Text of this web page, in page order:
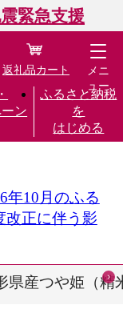
緊急支援
ン
ふるさと納税
を
はじめる
返礼品カート
メニ
ュー
年10月のふる
改正に伴う影
県産つや姫（精